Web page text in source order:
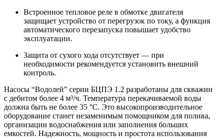
Встроенное тепловое реле в обмотке двигателя
защищает устройство от перегрузок по току, а функция
автоматического перезапуска повышает удобство
эксплуатации.
Защита от сухого хода отсутствует — при
необходимости рекомендуется установить внешний
контроль.
Насосы “Водолей” серии БЦПЭ 1.2 разработаны для скважин
с дебитом более 4 м³/ч. Температура перекачиваемой воды
должна быть не более 35 °C. Это высокопроизводительное
оборудование станет незаменимым помощником для полива,
организации водоснабжения или заполнения больших
емкостей. Надежность, мощность и простота использования